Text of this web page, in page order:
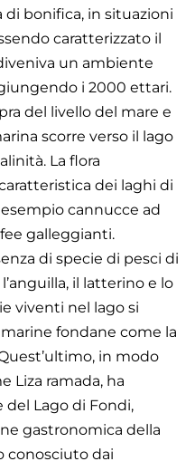
di bonifica, in situazioni
caratterizzato il
un ambiente
i 2000 ettari.
del livello del mare e
scorre verso il lago
La flora
dei laghi di
cannucce ad
galleggianti.
di specie di pesci di
il latterino e lo
viventi nel lago si
fondane come la
in modo
Liza ramada, ha
Lago di Fondi,
gastronomica della
conosciuto dai